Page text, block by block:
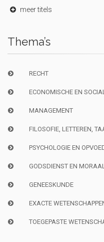
meer titels
Thema’s
RECHT
ECONOMISCHE EN
MANAGEMENT
FILOSOFIE, LETTEREN,
PSYCHOLOGIE EN
GODSDIENST EN
GENEESKUNDE
EXACTE
TOEGEPASTE